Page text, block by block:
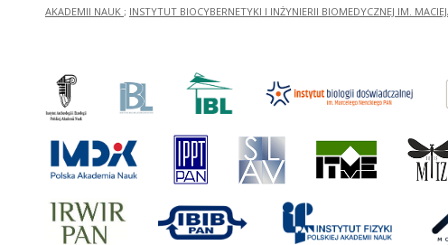
AKADEMII NAUK ; INSTYTUT BIOCYBERNETYKI I INŻYNIERII BIOMEDYCZNEJ IM.